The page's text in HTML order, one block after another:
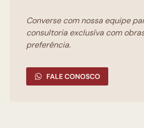
Converse com nossa equipe
consultoria exclusíva com
preferência.
FALE CONOSCO